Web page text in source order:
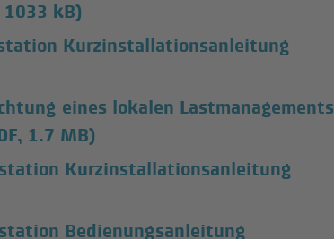
1033 kB)
Kurzinstallationsanleitung
eines lokalen Lastmanagements
1.7 MB)
Kurzinstallationsanleitung
Bedienungsanleitung